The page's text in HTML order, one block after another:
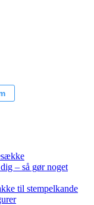
– så gør noget
til stempelkande